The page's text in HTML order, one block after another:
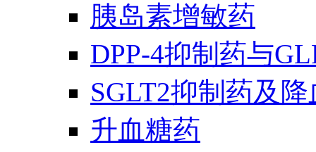
胰岛素增敏药
DPP-4抑制药与
SGLT2抑制药及
升血糖药